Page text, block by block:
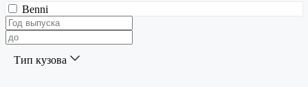
Benni
Тип кузова